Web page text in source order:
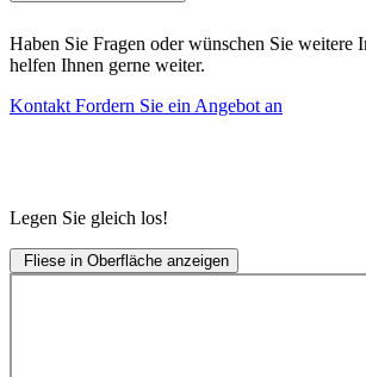
Haben Sie Fragen oder wünschen Sie weitere
helfen Ihnen gerne weiter.
Kontakt Fordern Sie ein Angebot an
Legen Sie gleich los!
Fliese in Oberfläche anzeigen